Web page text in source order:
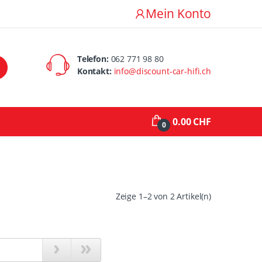
Mein Konto
Telefon: 062 771 98 80
Kontakt: info@discount-car-hifi.ch
0 0.00 CHF
Zeige 1–2 von 2 Artikel(n)
› »